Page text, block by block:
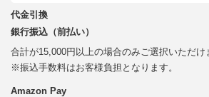
代金引換
銀行振込（前払い）
合計が15,000円以上の場合のみご選択いただけ
※振込手数料はお客様負担となります。
Amazon Pay